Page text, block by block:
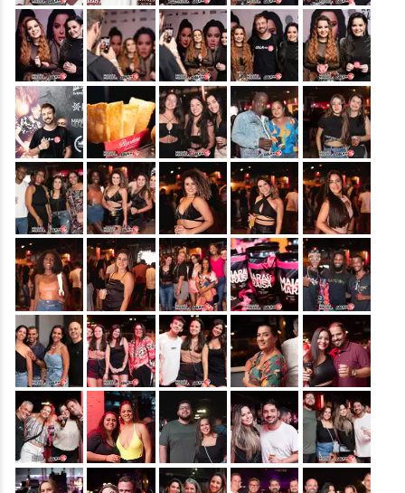
&nbsp; &nbsp; &nbsp; &nbsp; &nbsp;
&nbsp; &nbsp; &nbsp; &nbsp; &nbsp;
&nbsp; &nbsp; &nbsp; &nbsp; &nbsp;
&nbsp; &nbsp; &nbsp; &nbsp; &nbsp;
&nbsp; &nbsp; &nbsp; &nbsp; &nbsp;
&nbsp; &nbsp; &nbsp; &nbsp; &nbsp;
&nbsp; &nbsp; &nbsp; &nbsp; &nbsp;